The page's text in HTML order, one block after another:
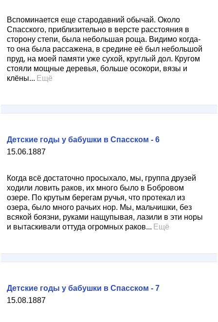
Вспоминается еще стародавний обычай. Около
Спасского, приблизительно в версте расстояния в
сторону степи, была небольшая роща. Видимо когда-
то она была рассажена, в средине её был небольшой
пруд, на моей памяти уже сухой, круглый дол. Кругом
стояли мощные деревья, больше осокори, вязы и
клёны... Ещё
15.06.1887
Детские годы у бабушки в Спасском - 6
Когда всё достаточно просыхало, мы, группа друзей
ходили ловить раков, их много было в Бобровом
озере. По крутым берегам ручья, что протекал из
озера, было много рачьих нор. Мы, мальчишки, без
всякой боязни, руками нащупывая, лазили в эти норы
и вытаскивали оттуда огромных раков... Ещё
15.08.1887
Детские годы у бабушки в Спасском - 7